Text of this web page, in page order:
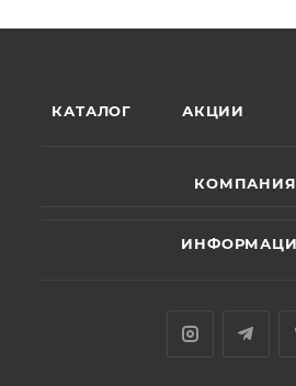
КАТАЛОГ АКЦИИ
КОМПАНИЯ